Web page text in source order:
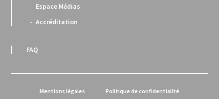
Espace Médias
Accréditation
FAQ
Mentions légales Politique de confidentialité